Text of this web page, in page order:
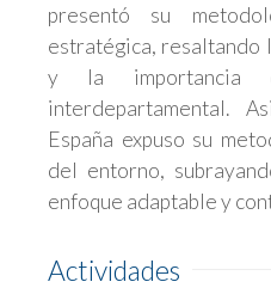
presentó su
estratégica, resaltando
y la importancia
interdepartamental.
España expuso su
del entorno,
enfoque adaptable y
Actividades